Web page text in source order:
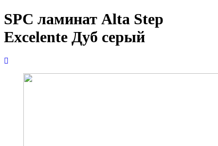
SPC ламинат Alta Step
Excelente Дуб серый